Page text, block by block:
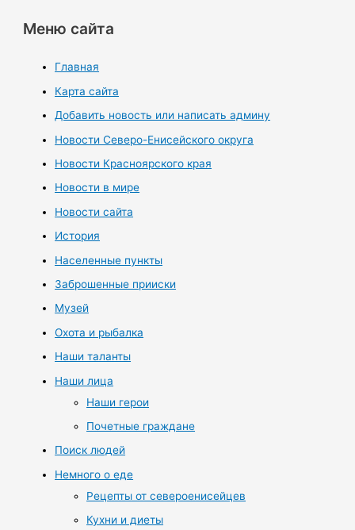
Меню сайта
Главная
Карта сайта
Добавить новость или написать админу
Новости Северо-Енисейского округа
Новости Красноярского края
Новости в мире
Новости сайта
История
Населенные пункты
Заброшенные прииски
Музей
Охота и рыбалка
Наши таланты
Наши лица
Наши герои
Почетные граждане
Поиск людей
Немного о еде
Рецепты от североенисейцев
Кухни и диеты